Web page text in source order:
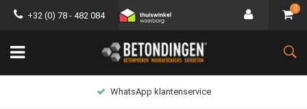
+32 (0) 78 - 482 084
0
WhatsApp klantenservice